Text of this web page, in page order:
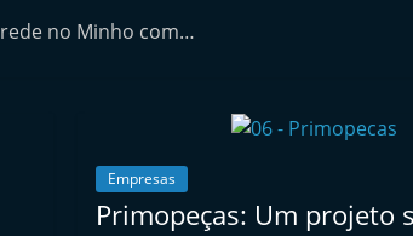
no Minho com…
Empresas
Primopeças: Um projeto